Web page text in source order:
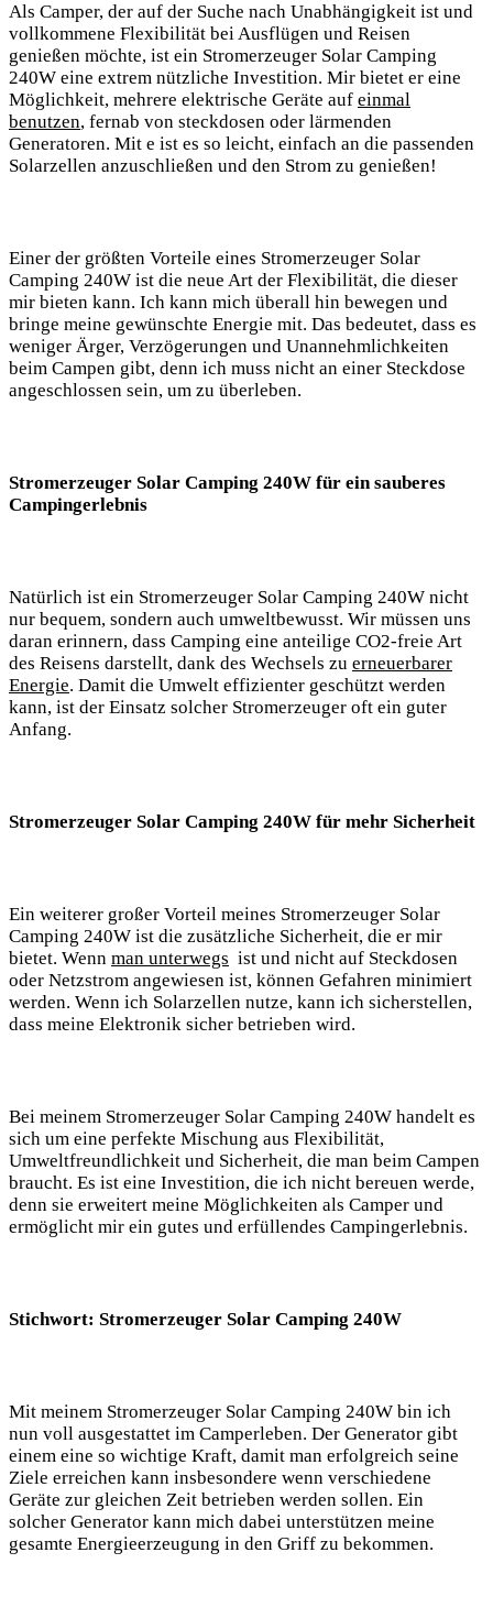
Als Camper, der auf ⁣der Suche nach Unabhängigkeit ist und
vollkommene Flexibilität bei⁣ Ausflügen und Reisen
genießen möchte, ist⁤ ein ⁣Stromerzeuger Solar Camping⁣
240W ​eine⁢ extrem nützliche Investition. Mir​ bietet‍ er⁣ eine
Möglichkeit, ‌mehrere elektrische ⁣Geräte auf einmal
benutzen, fernab von​ steckdosen oder lärmenden
Generatoren.⁣ Mit e‍ ist es so leicht, einfach an die ​passenden
Solarzellen anzuschließen und den⁢ Strom zu genießen! ⁤
Einer‍ der größten Vorteile eines​ Stromerzeuger Solar
⁢Camping 240W ist die neue Art der Flexibilität, die dieser
mir bieten kann. Ich kann mich überall hin bewegen⁤ und
bringe ‍meine gewünschte​ Energie mit. Das bedeutet, dass ⁢es
weniger Ärger, Verzögerungen und Unannehmlichkeiten
beim⁣ Campen gibt, denn ich⁢ muss nicht an einer Steckdose
angeschlossen​ sein, um zu überleben.
Stromerzeuger ‌Solar Camping 240W für ein ​sauberes
Campingerlebnis
Natürlich ist ein Stromerzeuger Solar Camping 240W nicht
‌nur ‍bequem, sondern auch umweltbewusst. Wir müssen⁤ uns‍
daran erinnern, dass Camping eine⁣ anteilige CO2-freie⁤ Art
des Reisens darstellt, dank des Wechsels zu⁤ erneuerbarer
Energie. Damit ⁢die ​Umwelt effizienter geschützt werden​
kann, ist ⁢der Einsatz solcher ⁤Stromerzeuger oft ein⁢ guter
Anfang.
Stromerzeuger Solar Camping 240W für mehr Sicherheit
Ein weiterer ⁤großer Vorteil meines⁢ Stromerzeuger Solar
Camping 240W ist die zusätzliche Sicherheit, die⁤ er⁤ mir‍
bietet. Wenn man unterwegs ​ ist und ​nicht auf ⁤Steckdosen
oder Netzstrom angewiesen ist, können Gefahren minimiert
werden. Wenn ich Solarzellen nutze, kann ich‍ sicherstellen,
‍dass‌ meine Elektronik sicher betrieben wird.
Bei ​meinem Stromerzeuger Solar Camping 240W ⁣handelt es
sich um eine perfekte Mischung‌ aus‌ Flexibilität,
Umweltfreundlichkeit und Sicherheit, die man beim Campen
braucht. Es ist eine Investition, die ich nicht bereuen⁢ werde,
denn sie erweitert meine Möglichkeiten als Camper und
ermöglicht⁤ mir ein gutes und erfüllendes​ Campingerlebnis.
Stichwort:⁣ Stromerzeuger Solar Camping 240W
Mit ⁣meinem Stromerzeuger Solar Camping ‍240W bin ich
nun⁤ voll ausgestattet im Camperleben. Der Generator gibt
einem eine so wichtige Kraft, ⁢damit man erfolgreich seine
Ziele⁤ erreichen kann insbesondere⁣ wenn verschiedene
Geräte ⁣zur gleichen⁣ Zeit betrieben werden sollen. Ein
solcher Generator kann mich dabei ⁤unterstützen meine
gesamte Energieerzeugung in den Griff zu bekommen.